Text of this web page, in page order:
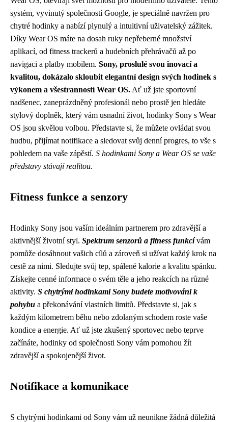
systém, vyvinutý společností Google, je speciálně navržen pro
chytré hodinky a nabízí plynulý a intuitivní uživatelský zážitek.
Díky Wear OS máte na dosah ruky nepřeberné množství
aplikací, od fitness trackerů a hudebních přehrávačů až po
navigaci a platby mobilem. Sony, proslulé svou inovací a
kvalitou, dokázalo skloubit elegantní design svých hodinek s
výkonem a všestranností Wear OS. Ať už jste sportovní
nadšenec, zaneprázdněný profesionál nebo prostě jen hledáte
stylový doplněk, který vám usnadní život, hodinky Sony s Wear
OS jsou skvělou volbou. Představte si, že můžete ovládat svou
hudbu, přijímat notifikace a sledovat svůj denní progres, to vše s
pohledem na vaše zápěstí. S hodinkami Sony a Wear OS se vaše
představy stávají realitou.
Fitness funkce a senzory
Hodinky Sony jsou vaším ideálním partnerem pro zdravější a
aktivnější životní styl. Spektrum senzorů a fitness funkcívám
pomůže dosáhnout vašich cílů a zároveň si užívat každý krok na
cestě za nimi. Sledujte svůj tep, spálené kalorie a kvalitu spánku.
Získejte cenné informace o svém těle a jeho reakcích na různé
aktivity. S chytrými hodinkami Sony budete motivováni k
pohybu a překonávání vlastních limitů. Představte si, jak s
každým kilometrem běhu nebo zdolaným schodem roste vaše
kondice a energie. Ať už jste zkušený sportovec nebo teprve
začínáte, hodinky od společnosti Sony vám pomohou žít
zdravější a spokojenější život.
Notifikace a komunikace
S chytrými hodinkami od Sony vám už neunikne žádná důležitá